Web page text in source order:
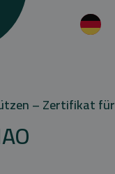
– Zertifikat für